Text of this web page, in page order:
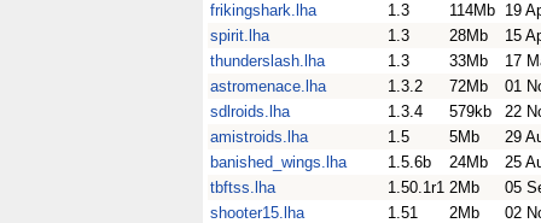
frikingshark.lha
1.3 114Mb 19
spirit.lha
1.3 28Mb
15
thunderslash.lha
1.3 33Mb
17
astromenace.lha
1.3.2 72Mb
01
sdlroids.lha
1.3.4 579kb
22
amistroids.lha
1.5 5Mb
29
banished_wings.lha
1.5.6b 24Mb
25
tbftss.lha
1.50.1r1 2Mb
05
shooter15.lha
1.51 2Mb
02